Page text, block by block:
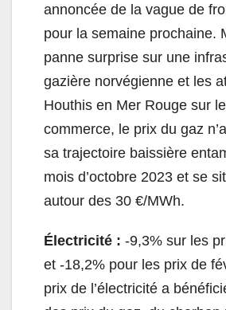
annoncée de la vague de
pour la semaine prochaine.
panne surprise sur une
gazière norvégienne et les
Houthis en Mer Rouge sur
commerce, le prix du gaz
sa trajectoire baissière
mois d’octobre 2023 et se
autour des 30 €/MWh.
Électricité : -9,3% sur les
et -18,2% pour les prix de
prix de l’électricité a